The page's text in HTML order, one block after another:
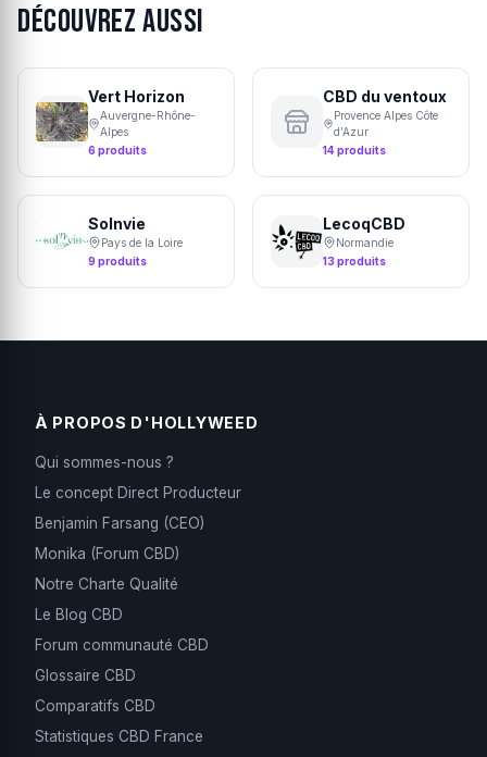
Découvrez aussi
Vert Horizon
Auvergne-Rhône-
Alpes
6 produits
CBD du ventoux
Provence Alpes Côte
d’Azur
14 produits
Solnvie
Pays de la Loire
9 produits
LecoqCBD
Normandie
13 produits
À PROPOS D'HOLLYWEED
Qui sommes-nous ?
Le concept Direct Producteur
Benjamin Farsang (CEO)
Monika (Forum CBD)
Notre Charte Qualité
Le Blog CBD
Forum communauté CBD
Glossaire CBD
Comparatifs CBD
Statistiques CBD France